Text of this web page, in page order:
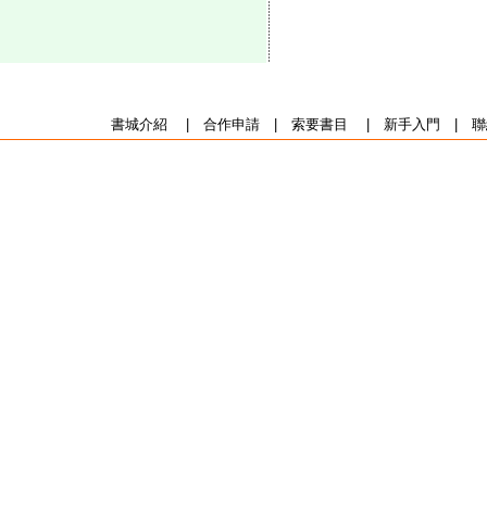
書城介紹 合作申請| 索要書目 新手入門